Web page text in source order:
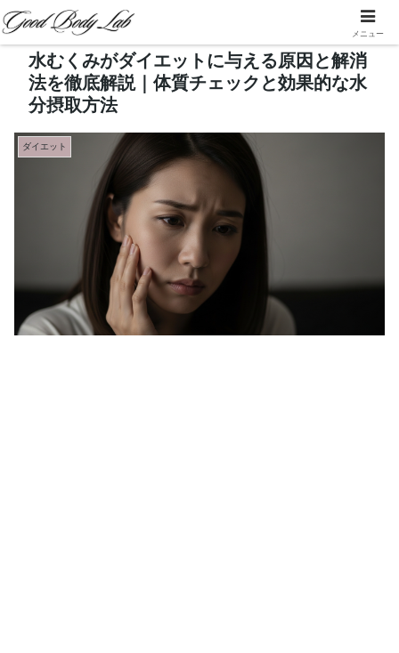
水むくみがダイエットに与える原因と解消
法を徹底解説｜体質チェックと効果的な水
分摂取方法
ダイエット
メニュー